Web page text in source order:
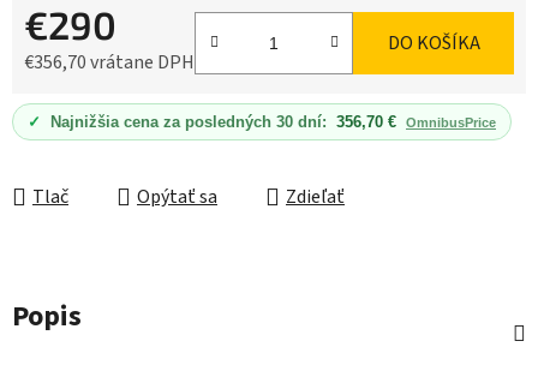
€290
€356,70 vrátane DPH
Jednotková cena:
DO KOŠÍKA
✓ Najnižšia cena za posledných 30 dní: 356,70 € OmnibusPrice
Tlač Opýtať sa Zdieľať
Popis